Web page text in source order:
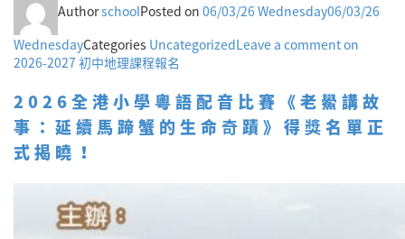
AuthorschoolPosted on 06/03/26 Wednesday06/03/26
WednesdayCategories UncategorizedLeave a commenton
2026-2027 初中地理課程報名
2026全港小學粵語配音比賽《老鱟講故
事：延續馬蹄蟹的生命奇蹟》得獎名單正
式揭曉！